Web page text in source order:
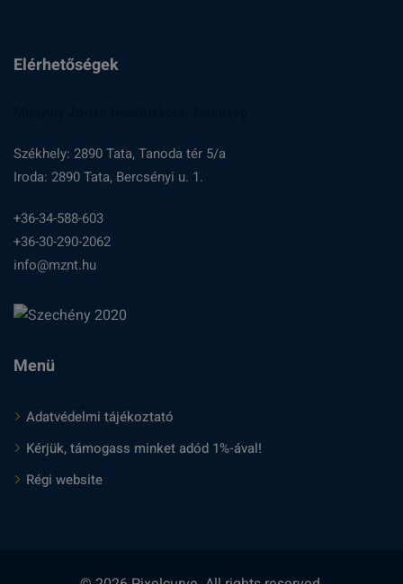
Elérhetőségek
Székhely: 2890 Tata, Tanoda tér 5/a
Iroda: 2890 Tata, Bercsényi u. 1.
+36-34-588-603
+36-30-290-2062
info@mznt.hu
Menü
Adatvédelmi tájékoztató
Kérjük, támogass minket adód 1%-ával!
Régi website